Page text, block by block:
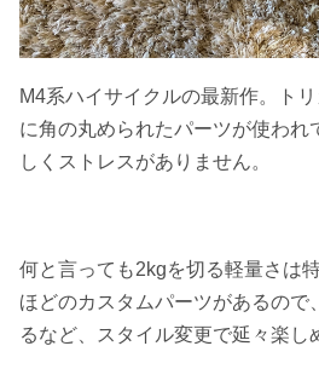
M4系ハイサイクルの最新作。ト
に角の丸められたパーツが使われ
しくストレスがありません。
何と言っても2kgを切る軽量さは
ほどのカスタムパーツがあるので
るなど、スタイル変更で延々楽し